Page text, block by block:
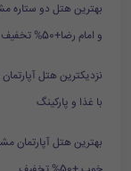
بهترین هتل دو ستاره
و امام رضا+50% تخفیف
نزدیکترین هتل
با غذا و پارکینگ